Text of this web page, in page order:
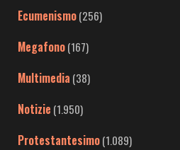
Ecumenismo(256)
Megafono(167)
Multimedia (38)
Notizie (1.950)
Protestantesimo(1.089)